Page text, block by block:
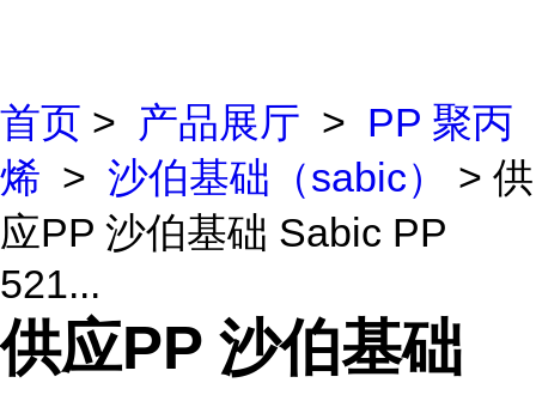
首页 > 产品展厅 > PP 聚丙
烯 > 沙伯基础（sabic）
> 供
应PP 沙伯基础 Sabic PP
521...
供应PP 沙伯基础